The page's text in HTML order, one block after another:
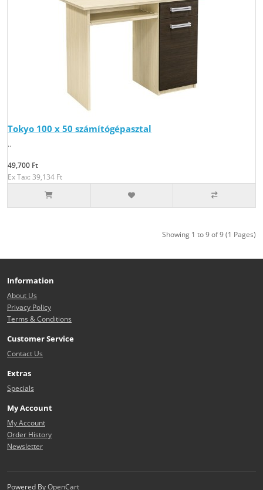
Tokyo 100 x 50 számítógépasztal
..
49,700 Ft
Ex Tax: 39,134 Ft
Showing 1 to 9 of 9 (1 Pages)
Information
About Us
Privacy Policy
Terms & Conditions
Customer Service
Contact Us
Extras
Specials
My Account
My Account
Order History
Newsletter
Powered ByOpenCart